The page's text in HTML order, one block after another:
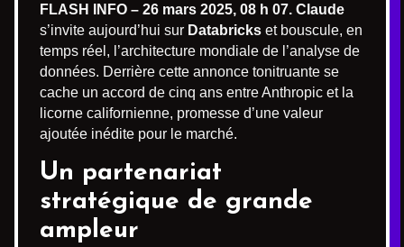
FLASH INFO – 26 mars 2025, 08 h 07. Claude
s’invite aujourd’hui sur Databricks et bouscule, en
temps réel, l’architecture mondiale de l’analyse de
données. Derrière cette annonce tonitruante se
cache un accord de cinq ans entre Anthropic et la
licorne californienne, promesse d’une valeur
ajoutée inédite pour le marché.
Un partenariat
stratégique de grande
ampleur